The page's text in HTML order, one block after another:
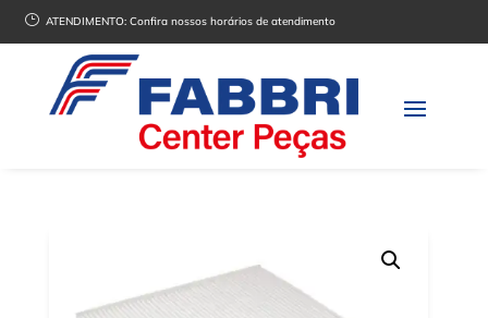
} ATENDIMENTO:Confira nossos horários de atendimento